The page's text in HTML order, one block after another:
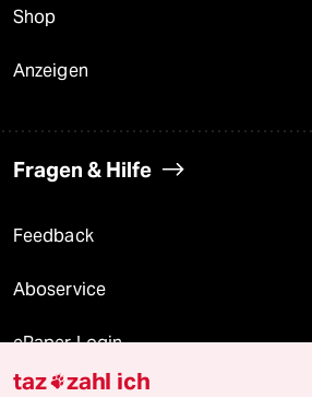
Shop
Anzeigen
Fragen & Hilfe
Feedback
Aboservice
ePaper Login
taz zahl ich